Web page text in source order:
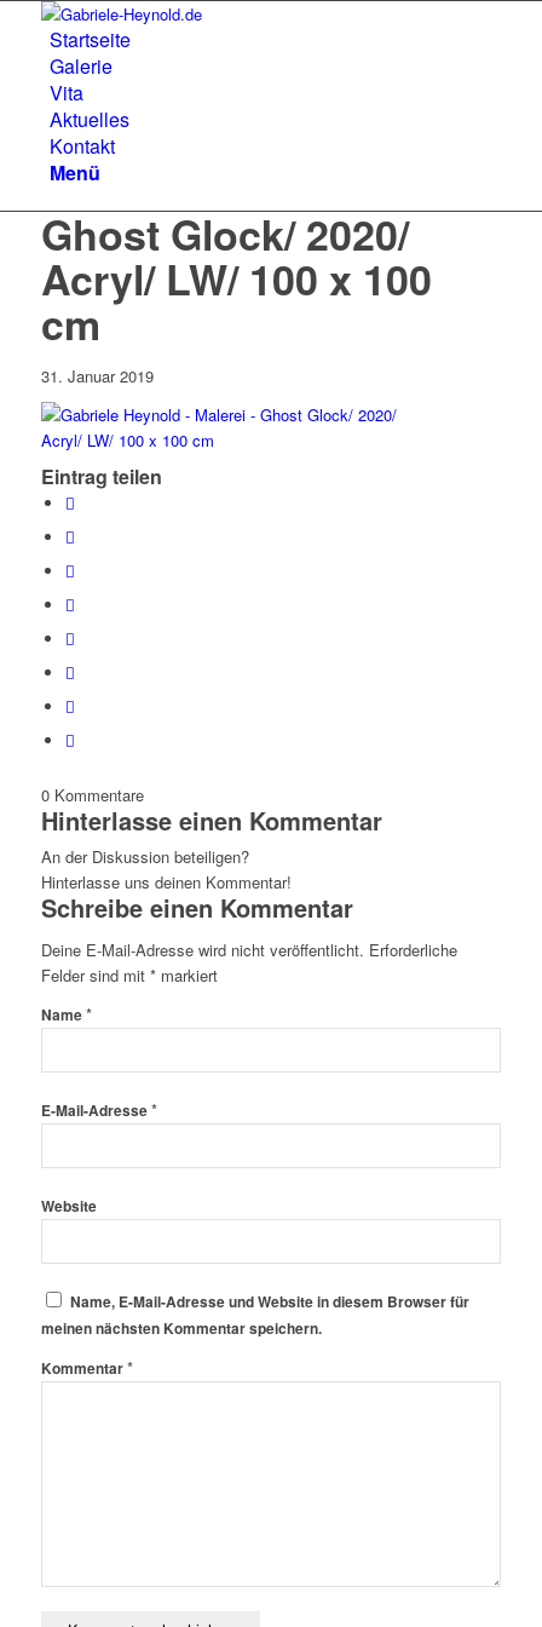
Startseite
Galerie
Vita
Aktuelles
Kontakt
Menü
Ghost Glock/ 2020/
Acryl/ LW/ 100 x 100
cm
31. Januar 2019
Eintrag teilen
0 Kommentare
Hinterlasse einen Kommentar
An der Diskussion beteiligen?
Hinterlasse uns deinen Kommentar!
Schreibe einen Kommentar
Deine E-Mail-Adresse wird nicht veröffentlicht. Erforderliche
Felder sind mit *markiert
Name*
E-Mail-Adresse*
Website
Name, E-Mail-Adresse und Website in diesem Browser für
meinen nächsten Kommentar speichern.
Kommentar*